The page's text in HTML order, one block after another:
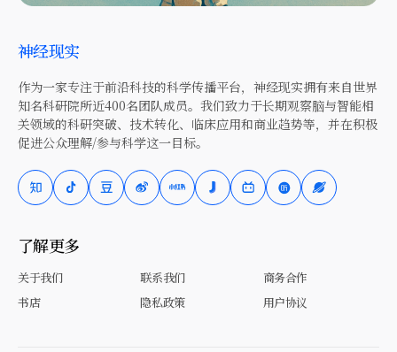
神经现实
作为一家专注于前沿科技的科学传播平台，神经现实拥有来自世界
知名科研院所近400名团队成员。我们致力于长期观察脑与智能相
关领域的科研突破、技术转化、临床应用和商业趋势等，并在积极
促进公众理解/参与科学这一目标。
了解更多
关于我们 联系我们
商务合作
书店
隐私政策 用户协议